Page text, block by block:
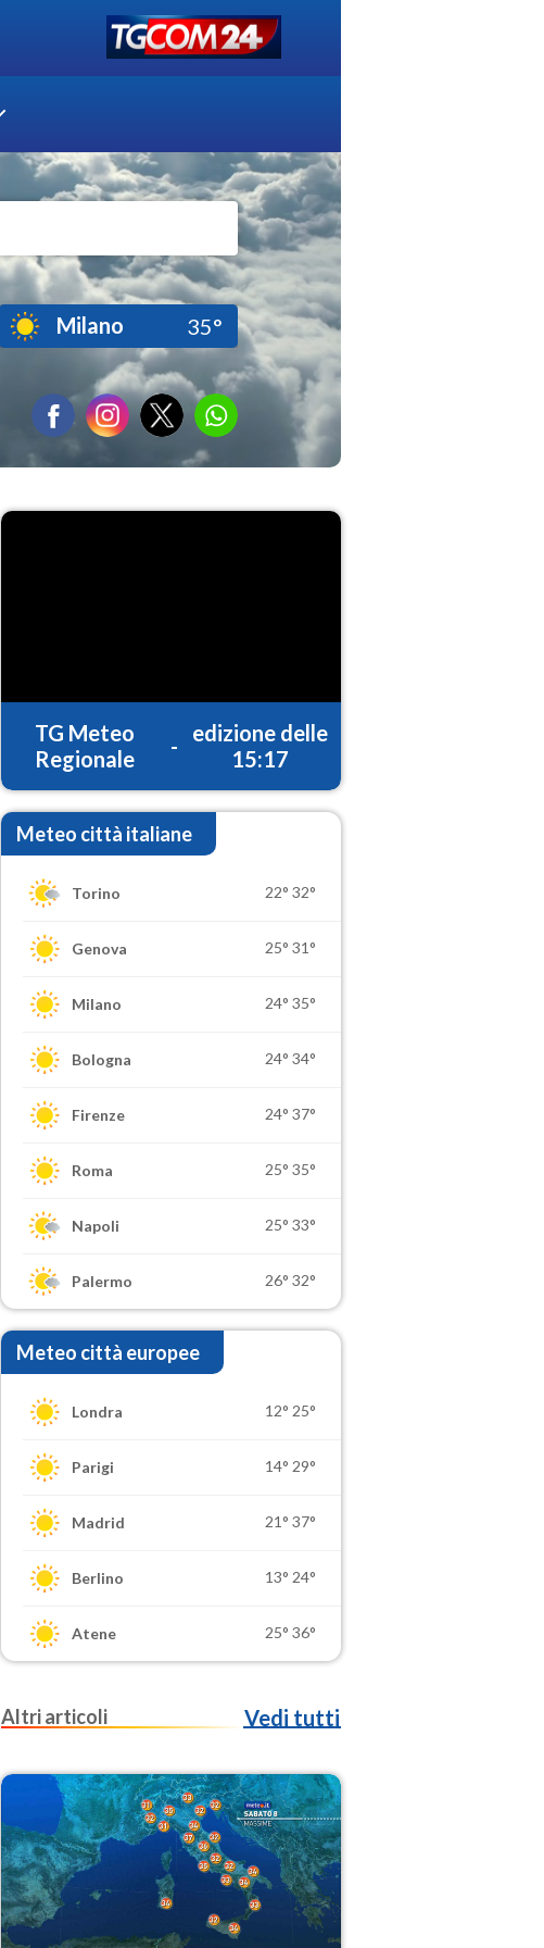
Milano 35°
TG Meteo
Regionale
-
edizione delle
15:17
Meteo città italiane
Torino 22° 32°
Genova 25° 31°
Milano 24° 35°
Bologna 24° 34°
Firenze 24° 37°
Roma 25° 35°
Napoli 25° 33°
Palermo 26° 32°
Meteo città europee
Londra 12° 25°
Parigi 14° 29°
Madrid 21° 37°
Berlino 13° 24°
Atene 25° 36°
Altri articoli Vedi tutti